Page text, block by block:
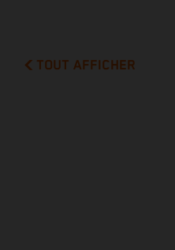
TOUT AFFICHER